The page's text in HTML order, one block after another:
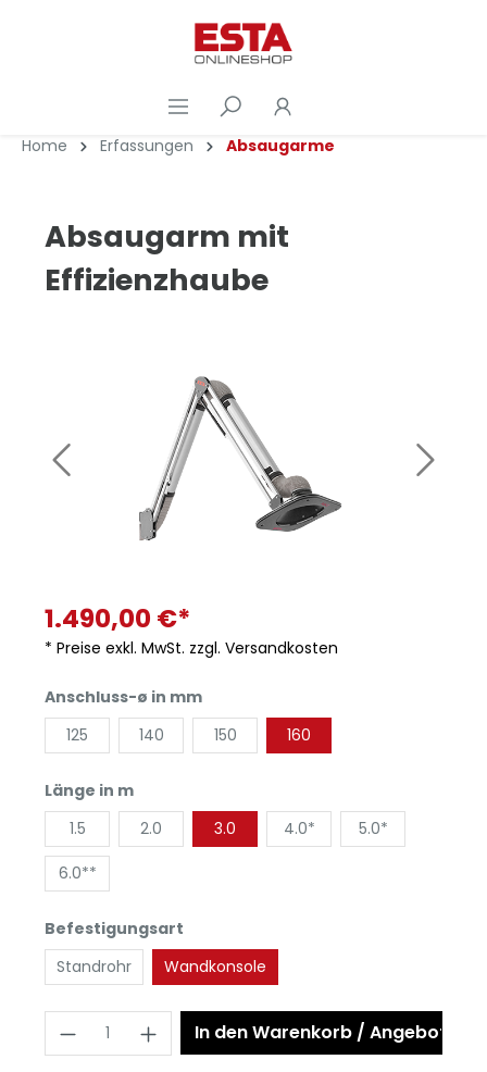
Home Erfassungen Absaugarme
Absaugarm mit
Effizienzhaube
1.490,00 €*
* Preise exkl. MwSt. zzgl. Versandkosten
Anschluss-ø in mm
125
140 150 160
Länge in m
1.5
2.0 3.0 4.0* 5.0*
6.0**
Befestigungsart
Standrohr
Wandkonsole
In den Warenkorb / Angebot